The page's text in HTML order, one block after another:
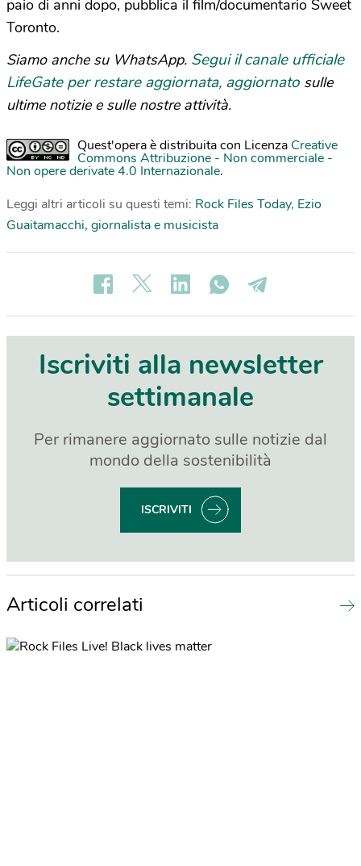
paio di anni dopo, pubblica il film/documentario Sweet
Toronto.
Siamo anche su WhatsApp. Segui il canale ufficiale
LifeGate per restare aggiornata, aggiornato sulle
ultime notizie e sulle nostre attività.
Quest'opera è distribuita con Licenza Creative
Commons Attribuzione - Non commerciale -
Non opere derivate 4.0 Internazionale.
Leggi altri articoli su questi temi: Rock Files Today, Ezio
Guaitamacchi, giornalista e musicista
Iscriviti alla newsletter
settimanale
Per rimanere aggiornato sulle notizie dal
mondo della sostenibilità
ISCRIVITI
Articoli correlati